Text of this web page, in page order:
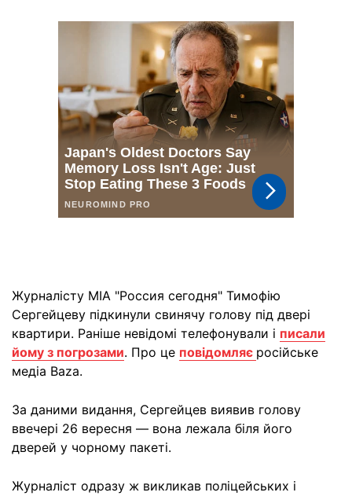
Журналісту МІА "Россия сегодня" Тимофію
Сергейцеву підкинули свинячу голову під двері
квартири. Раніше невідомі телефонували і писали
йому з погрозами. Про це повідомляє російське
медіа Baza.
За даними видання, Сергейцев виявив голову
ввечері 26 вересня — вона лежала біля його
дверей у чорному пакеті.
Журналіст одразу ж викликав поліцейських і